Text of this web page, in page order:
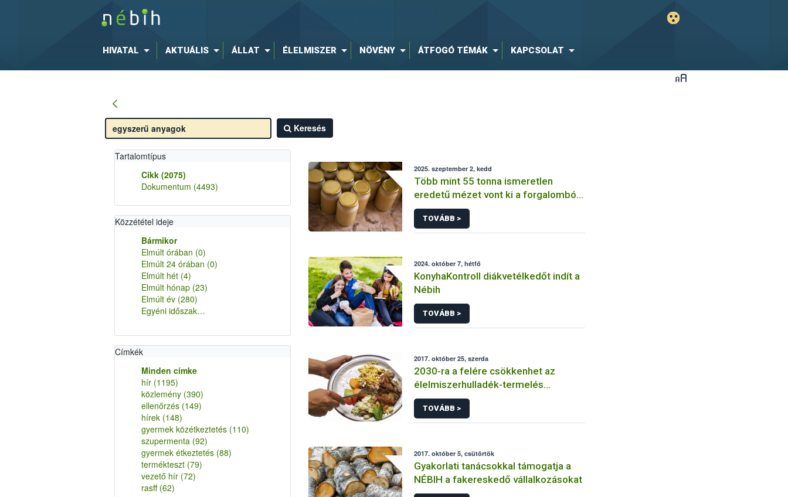
HIVATAL AKTUÁLIS ÁLLAT ÉLELMISZER NÖVÉNY ÁTFOGÓ TÉMÁK KAPCSOLAT
Keresés
Tartalomtípus
Cikk (2075)
Dokumentum (4493)
Közzététel ideje
Bármikor
Elmúlt órában (0)
Elmúlt 24 órában (0)
Elmúlt hét (4)
Elmúlt hónap (23)
Elmúlt év (280)
Egyéni időszak…
Címkék
Minden címke
hír (1195)
közlemény (390)
ellenőrzés (149)
hírek (148)
gyermek közétkeztetés (110)
szupermenta (92)
gyermek étkeztetés (88)
termékteszt (79)
vezető hír (72)
rasff (62)
2025. szeptember 2, kedd
Több mint 55 tonna ismeretlen
eredetű mézet vont ki a forgalomból
a Nébih
TOVÁBB >
2024. október 7, hétfő
KonyhaKontroll diákvetélkedőt indít a
Nébih
TOVÁBB >
2017. október 25, szerda
2030-ra a felére csökkenhet az
élelmiszerhulladék-termelés
Európában
TOVÁBB >
2017. október 5, csütörtök
Gyakorlati tanácsokkal támogatja a
NÉBIH a fakereskedő vállalkozásokat